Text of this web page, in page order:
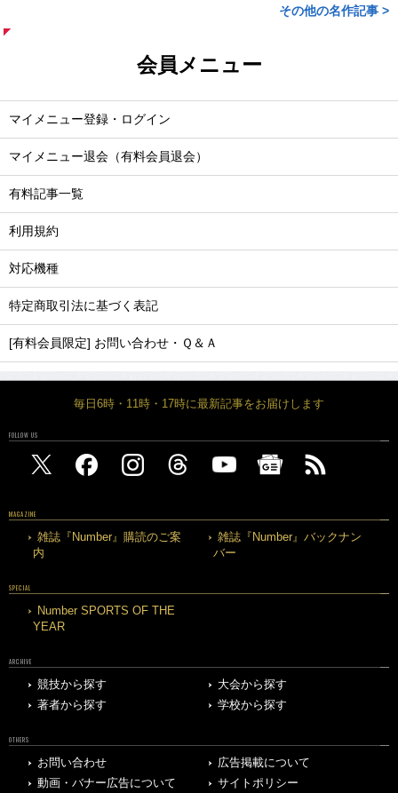
その他の名作記事 >
会員メニュー
マイメニュー登録・ログイン
マイメニュー退会（有料会員退会）
有料記事一覧
利用規約
対応機種
特定商取引法に基づく表記
[有料会員限定] お問い合わせ・Ｑ＆Ａ
毎日6時・11時・17時に最新記事をお届けします
FOLLOW US
MAGAZINE
雑誌『Number』購読のご案
内
雑誌『Number』バックナン
バー
SPECIAL
Number SPORTS OF THE
YEAR
ARCHIVE
競技から探す
大会から探す
著者から探す
学校から探す
OTHERS
お問い合わせ
広告掲載について
動画・バナー広告について
サイトポリシー